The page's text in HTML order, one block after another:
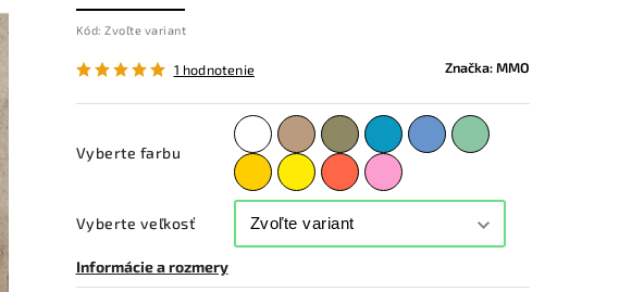
Kód: Zvoľte variant
1 hodnotenie Značka:MMO
Vyberte farbu
Vyberte veľkosť
Informácie a rozmery